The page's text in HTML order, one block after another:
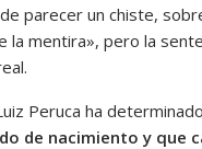
parecer un chiste,
la mentira», pero la
Peruca ha
de nacimiento y que